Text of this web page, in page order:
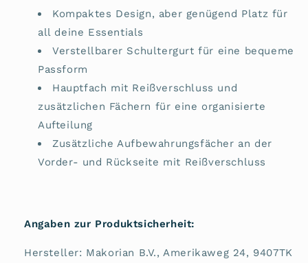
Kompaktes Design, aber genügend Platz für
all deine Essentials
Verstellbarer Schultergurt für eine bequeme
Passform
Hauptfach mit Reißverschluss und
zusätzlichen Fächern für eine organisierte
Aufteilung
Zusätzliche Aufbewahrungsfächer an der
Vorder- und Rückseite mit Reißverschluss
Angaben zur Produktsicherheit:
Hersteller: Makorian B.V., Amerikaweg 24, 9407TK